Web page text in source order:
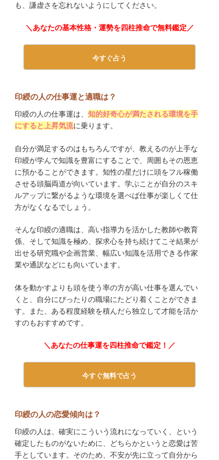
も、謙虚さを忘れないようにしてください。
＼あなたの基本性格・運勢を四柱推命で無料鑑定／
今すぐ占う
印綬の人の仕事運と適職は？
印綬の人の仕事運は、 知的好奇心が満たされる環境を手
にすると上昇気流に乗ります。
自分が満足するのはもちろんですが、教えるのが上手な
印綬が学んで知識を豊富にすることで、周囲もその恩恵
に預かることができます。知性の星だけに頭をフル稼働
させる頭脳両道が向いています。学ぶことが自分のスキ
ルアップに繋がるような環境を選べば仕事が楽しくて仕
方がなくなるでしょう。
そんな印綬の適職は、高い指導力を活かした教師や教育
係、そして知識を極め、探求心を持ち続けてこそ結果が
出せる研究職や企画営業、幅広い知識を活用できる作家
業や通訳などにも向いています。
体を動かすよりも頭を使う率の方が高い仕事を選んでい
くと、自分にぴったりの職場にたどり着くことができま
す。また、ある程度経験を積んだら独立して才能を活か
すのもおすすめです。
＼あなたの仕事運を四柱推命で鑑定！／
今すぐ無料で占う
印綬の人の恋愛傾向は？
印綬の人は、確実にこういう流れになっていく、という
確定したものがないために、どちらかというと恋愛は苦
手としています。そのため、不安が先に立って自分から